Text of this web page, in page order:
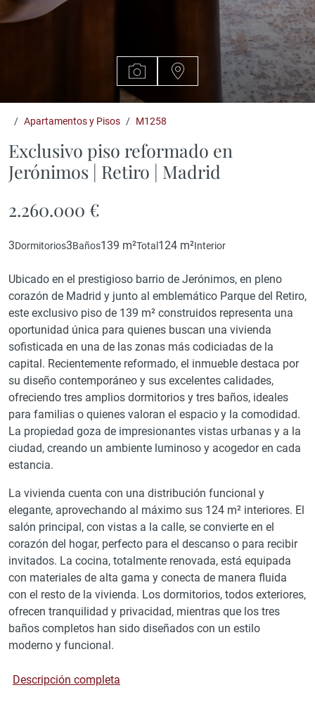
Apartamentos y Pisos M1258
Exclusivo piso reformado en
Jerónimos | Retiro | Madrid
2.260.000 €
3Dormitorios3Baños139 m²Total124 m²Interior
Ubicado en el prestigioso barrio de Jerónimos, en pleno
corazón de Madrid y junto al emblemático Parque del Retiro,
este exclusivo piso de 139 m² construidos representa una
oportunidad única para quienes buscan una vivienda
sofisticada en una de las zonas más codiciadas de la
capital. Recientemente reformado, el inmueble destaca por
su diseño contemporáneo y sus excelentes calidades,
ofreciendo tres amplios dormitorios y tres baños, ideales
para familias o quienes valoran el espacio y la comodidad.
La propiedad goza de impresionantes vistas urbanas y a la
ciudad, creando un ambiente luminoso y acogedor en cada
estancia.
La vivienda cuenta con una distribución funcional y
elegante, aprovechando al máximo sus 124 m² interiores. El
salón principal, con vistas a la calle, se convierte en el
corazón del hogar, perfecto para el descanso o para recibir
invitados. La cocina, totalmente renovada, está equipada
con materiales de alta gama y conecta de manera fluida
con el resto de la vivienda. Los dormitorios, todos exteriores,
ofrecen tranquilidad y privacidad, mientras que los tres
baños completos han sido diseñados con un estilo
moderno y funcional.
Descripción completa